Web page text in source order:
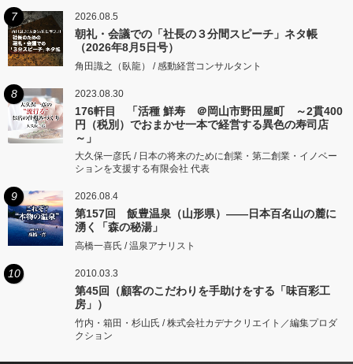
7 2026.08.5
朝礼・会議での「社長の３分間スピーチ」ネタ帳
（2026年8月5日号）
角田識之（臥龍） / 感動経営コンサルタント
8 2023.08.30
176軒目 「活種 鮮寿 ＠岡山市野田屋町 ～2貫400
円（税別）でおまかせ一本で経営する異色の寿司店
～」
大久保一彦氏 / 日本の将来のために創業・第二創業・イノベー
ションを支援する有限会社 代表
9 2026.08.4
第157回 飯豊温泉（山形県）――日本百名山の麓に
湧く「森の秘湯」
高橋一喜氏 / 温泉アナリスト
10 2010.03.3
第45回（顧客のこだわりを手助けをする「味百彩工
房」）
竹内・箱田・杉山氏 / 株式会社カデナクリエイト／編集プロダ
クション